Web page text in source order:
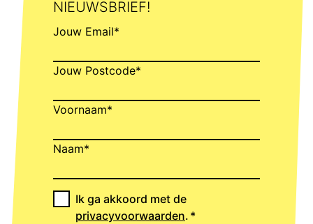
NIEUWSBRIEF!
Jouw Email*
Jouw Postcode*
Voornaam*
Naam*
Ik ga akkoord met de
privacyvoorwaarden.